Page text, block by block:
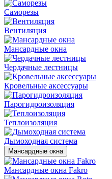
Саморезы
Вентиляция
Мансардные окна
Чердачные лестницы
Кровельные аксессуары
Парогидроизоляция
Теплоизоляция
Дымоходная система
Мансардные окна
Мансардные окна Fakro